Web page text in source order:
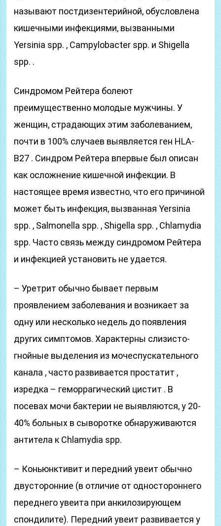
называют постдизентерийной, обусловлена
кишечными инфекциями, вызванными
Yersinia spp. , Campylobacter spp. и Shigella
spp. .
Синдромом Рейтера болеют
преимущественно молодые мужчины. У
женщин, страдающих этим заболеванием,
почти в 100% случаев выявляется ген HLA-
B27 . Синдром Рейтера впервые был описан
как осложнение кишечной инфекции. В
настоящее время известно, что его причиной
может быть инфекция, вызванная Yersinia
spp. , Salmonella spp. , Shigella spp. , Chlamydia
spp. Часто связь между синдромом Рейтера
и инфекцией установить не удается.
– Уретрит обычно бывает первым
проявлением заболевания и возникает за
одну или несколько недель до появления
других симптомов. Характерны слизисто-
гнойные выделения из мочеспускательного
канала , часто развивается простатит ,
изредка – геморрагический цистит . В
посевах мочи бактерии не выявляются, у 20-
40% больных в сыворотке обнаруживаются
антитела к Chlamydia spp.
– Коньюнктивит и передний увеит обычно
двусторонние (в отличие от одностороннего
переднего увеита при анкилозирующем
спондилите). Передний увеит развивается у